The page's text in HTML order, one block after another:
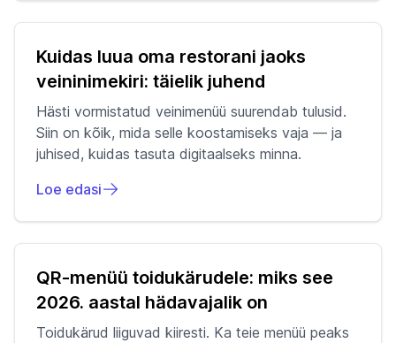
Kuidas luua oma restorani jaoks
veininimekiri: täielik juhend
Hästi vormistatud veinimenüü suurendab tulusid.
Siin on kõik, mida selle koostamiseks vaja — ja
juhised, kuidas tasuta digitaalseks minna.
Loe edasi
QR-menüü toidukärudele: miks see
2026. aastal hädavajalik on
Toidukärud liiguvad kiiresti. Ka teie menüü peaks